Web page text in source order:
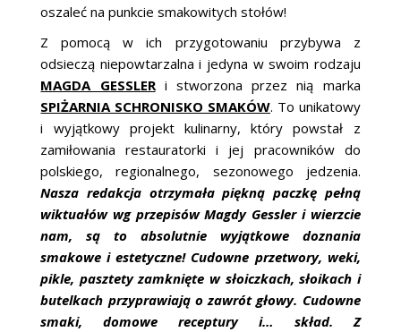
oszaleć na punkcie smakowitych stołów!
Z pomocą w ich przygotowaniu przybywa z
odsieczą niepowtarzalna i jedyna w swoim rodzaju
MAGDA GESSLERi stworzona przez nią marka
SPIŻARNIA SCHRONISKO SMAKÓW. To unikatowy
i wyjątkowy projekt kulinarny, który powstał z
zamiłowania restauratorki i jej pracowników do
polskiego, regionalnego, sezonowego jedzenia.
Nasza redakcja otrzymała piękną paczkę pełną
wiktuałów wg przepisów Magdy Gessler i wierzcie
nam, są to absolutnie wyjątkowe doznania
smakowe i estetyczne! Cudowne przetwory, weki,
pikle, pasztety zamknięte w słoiczkach, słoikach i
butelkach przyprawiają o zawrót głowy. Cudowne
smaki, domowe receptury i… skład. Z